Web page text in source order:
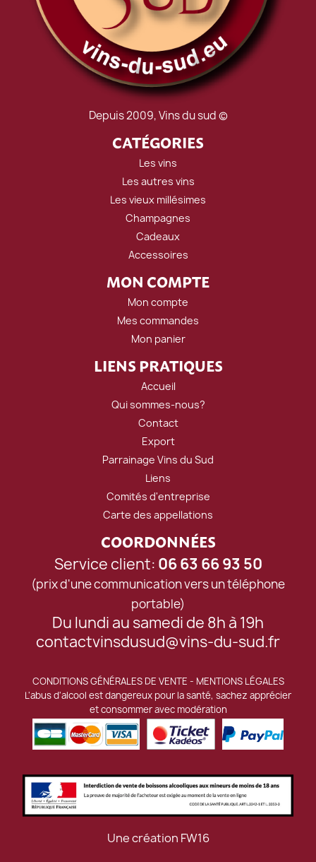
Depuis 2009, Vins du sud ©
CATÉGORIES
Les vins
Les autres vins
Les vieux millésimes
Champagnes
Cadeaux
Accessoires
MON COMPTE
Mon compte
Mes commandes
Mon panier
LIENS PRATIQUES
Accueil
Qui sommes-nous?
Contact
Export
Parrainage Vins du Sud
Liens
Comités d'entreprise
Carte des appellations
COORDONNÉES
Service client: 06 63 66 93 50
(prix d'une communication vers un téléphone
portable)
Du lundi au samedi de 8h à 19h
contactvinsdusud@vins-du-sud.fr
CONDITIONS GÉNÉRALES DE VENTE - MENTIONS LÉGALES
L'abus d'alcool est dangereux pour la santé, sachez apprécier
et consommer avec modération
Une création FW16